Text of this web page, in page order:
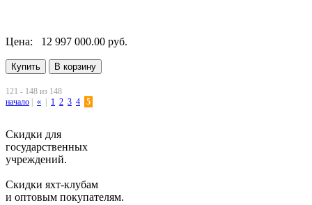
Цена: 12 997 000.00 руб.
121 - 148 из 148
начало | « | 1 2 3 4 5
Скидки для
государственных
учреждений.
Скидки яхт-клубам
и оптовым покупателям.